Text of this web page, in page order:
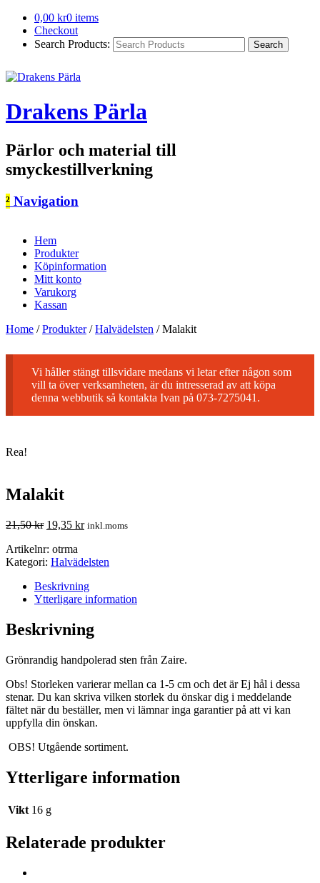
0,00 kr0 items
Checkout
Search Products:
Drakens Pärla
Pärlor och material till
smyckestillverkning
² Navigation
Hem
Produkter
Köpinformation
Mitt konto
Varukorg
Kassan
Home / Produkter / Halvädelsten / Malakit
Vi håller stängt tillsvidare medans vi letar efter någon som
vill ta över verksamheten, är du intresserad av att köpa
denna webbutik så kontakta Ivan på 073-7275041.
Rea!
Malakit
21,50kr 19,35 kr inkl.moms
Artikelnr: otrma
Kategori: Halvädelsten
Beskrivning
Ytterligare information
Beskrivning
Grönrandig handpolerad sten från Zaire.
Obs! Storleken varierar mellan ca 1-5 cm och det är Ej hål i dessa
stenar. Du kan skriva vilken storlek du önskar dig i meddelande
fältet när du beställer, men vi lämnar inga garantier på att vi kan
uppfylla din önskan.
OBS! Utgående sortiment.
Ytterligare information
Vikt 16 g
Relaterade produkter